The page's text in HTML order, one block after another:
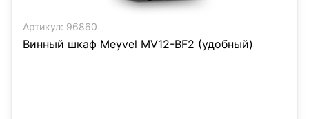
Артикул: 96860
Винный шкаф Meyvel MV12-BF2 (удобный)